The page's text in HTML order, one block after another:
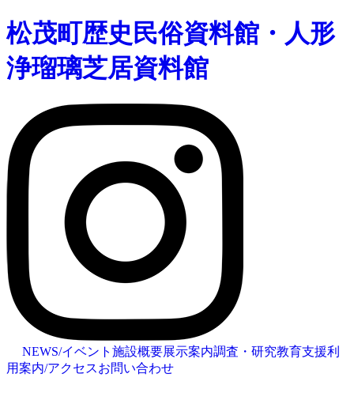
松茂町歴史民俗資料館・人形
浄瑠璃芝居資料館
NEWS/イベント 施設概要展示案内調査・研究教育支援利
用案内/アクセスお問い合わせ